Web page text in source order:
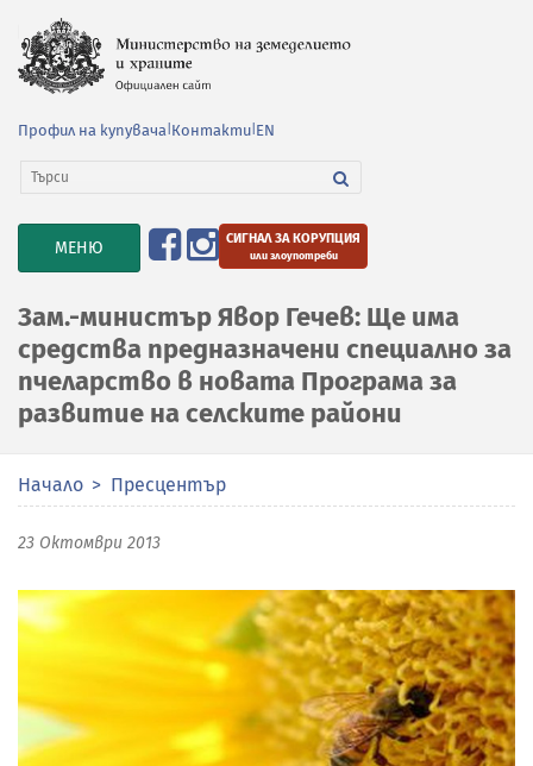
Профил на купувача Контакти EN
TOGGLE
NAVIGATION
МЕНЮ СИГНАЛ ЗА КОРУПЦИЯ
или злоупотреби
Зам.-министър Явор Гечев: Ще има
средства предназначени специално за
пчеларство в новата Програма за
развитие на селските райони
Начало Пресцентър
23 Октомври 2013